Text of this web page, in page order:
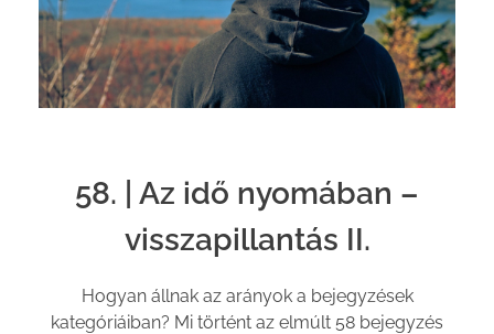
58. | Az idő nyomában –
visszapillantás II.
Hogyan állnak az arányok a bejegyzések
kategóriáiban? Mi történt az elmúlt 58 bejegyzés